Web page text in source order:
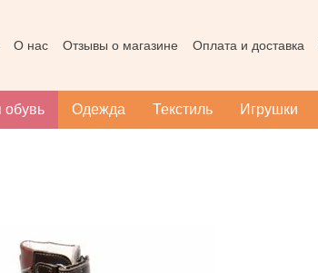
О нас Отзывы о магазине Оплата и доставка
обувь Одежда Текстиль Игрушки